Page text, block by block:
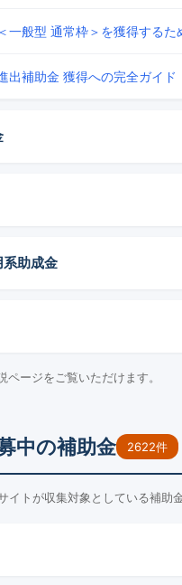
一般型 通常枠＞を獲得するた
出補助金 獲得への完全ガイド
助成金
ージをご覧いただけます。
中の補助金 2622件
トが収集対象としている補